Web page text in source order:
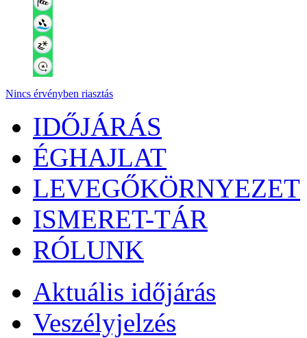
Nincs érvényben riasztás
IDŐJÁRÁS
ÉGHAJLAT
LEVEGŐKÖRNYEZET
ISMERET-TÁR
RÓLUNK
Aktuális időjárás
Veszélyjelzés